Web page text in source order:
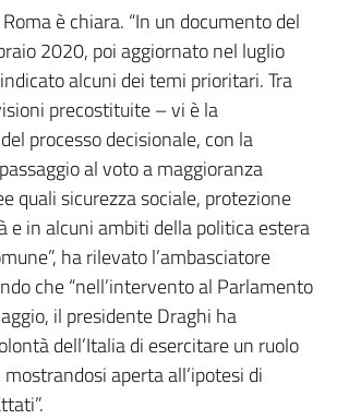
è chiara. “In un documento del
2020, poi aggiornato nel luglio
alcuni dei temi prioritari. Tra
precostituite – vi è la
processo decisionale, con la
al voto a maggioranza
quali sicurezza sociale, protezione
e in alcuni ambiti della politica estera
ha rilevato l’ambasciatore
che “nell’intervento al Parlamento
il presidente Draghi ha
dell’Italia di esercitare un ruolo
aperta all’ipotesi di